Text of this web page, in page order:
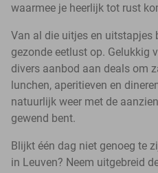
waarmee je heerlijk tot rust
Van al die uitjes en uitstapjes
gezonde eetlust op. Gelukkig
divers aanbod aan deals om
lunchen, aperitieven en
natuurlijk weer met de
gewend bent.
Blijkt één dag niet genoeg te
in Leuven? Neem uitgebreid